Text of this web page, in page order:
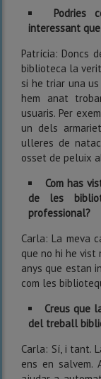
Podries
interessant
Patrícia: Doncs
biblioteca la
si he triar una
hem anat
usuaris. Per
un dels
ulleres de
osset de peluix
Com has
de les
professional?
Carla: La meva
que no hi he vist
anys que estan
com les
Creus que
del treball
Carla: Sí, i tant.
ens en